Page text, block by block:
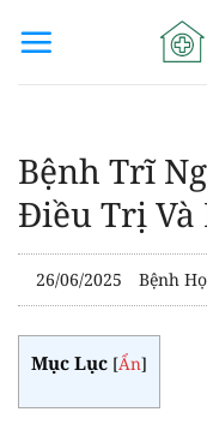
qua
Bệnh Trĩ
Điều Trị Và
26/06/2025 Bệnh
Mục Lục [Ẩn]